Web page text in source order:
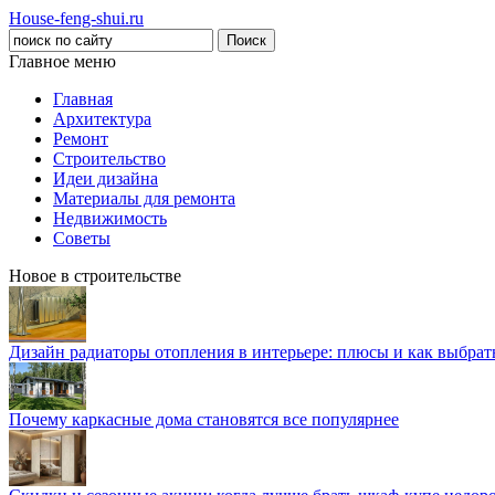
House-feng-shui.ru
Главное меню
Главная
Архитектура
Ремонт
Строительство
Идеи дизайна
Материалы для ремонта
Недвижимость
Советы
Новое в строительстве
Дизайн радиаторы отопления в интерьере: плюсы и как
Почему каркасные дома становятся все популярнее